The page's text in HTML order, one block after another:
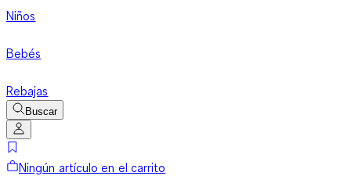
Niños
Bebés
Rebajas
Buscar
Ningún artículo en el carrito